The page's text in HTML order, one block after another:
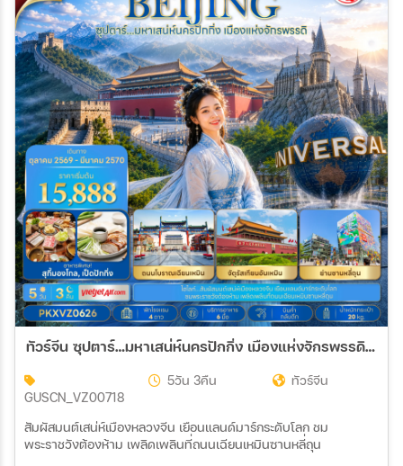
ทัวร์จีน ซุปตาร์…มหาเสน่ห์นครปักกิ่ง เมืองแห่งจักรพรรดิ บินเย็น-กลับดึก 5วัน 3คืน (VZ)
GUSCN_VZ00718
5วัน 3คืน ทัวร์จีน
สัมผัสมนต์เสน่ห์เมืองหลวงจีน เยือนแลนด์มาร์กระดับโลก ชม
พระราชวังต้องห้าม เพลิดเพลินที่ถนนเฉียนเหมินซานหลี่ถุน